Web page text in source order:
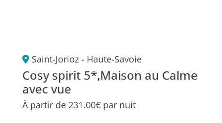
Saint-Jorioz - Haute-Savoie
Cosy spirit 5*,Maison au Calme
avec vue
À partir de 231.00€ par nuit